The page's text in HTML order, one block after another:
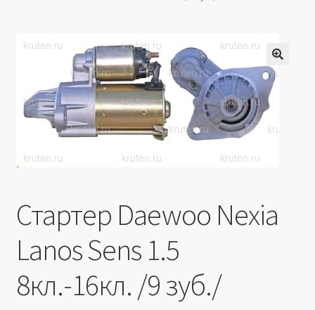
Политика в отношении обработки персональных
данных
Производители
Юридические данные
🔍
Стартер Daewoo Nexia
Lanos Sens 1.5
8кл.-16кл. /9 зуб./